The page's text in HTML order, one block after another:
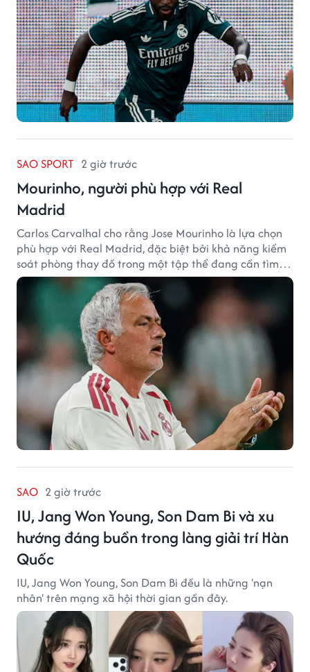
SAO SPORT 2 giờ trước
Mourinho, người phù hợp với Real
Madrid
Carlos Carvalhal cho rằng Jose Mourinho là lựa chọn
phù hợp với Real Madrid, đặc biệt bởi khả năng kiểm
soát phòng thay đồ trong một tập thể đang cần tìm
lại sự ổn định.
SAO 2 giờ trước
IU, Jang Won Young, Son Dam Bi và xu
hướng đáng buồn trong làng giải trí Hàn
Quốc
IU, Jang Won Young, Son Dam Bi đều là những 'nạn
nhân' trên mạng xã hội thời gian gần đây.